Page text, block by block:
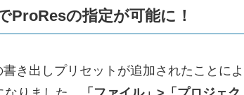
ProResの指定が可能に！
き出しプリセットが追加されたことに